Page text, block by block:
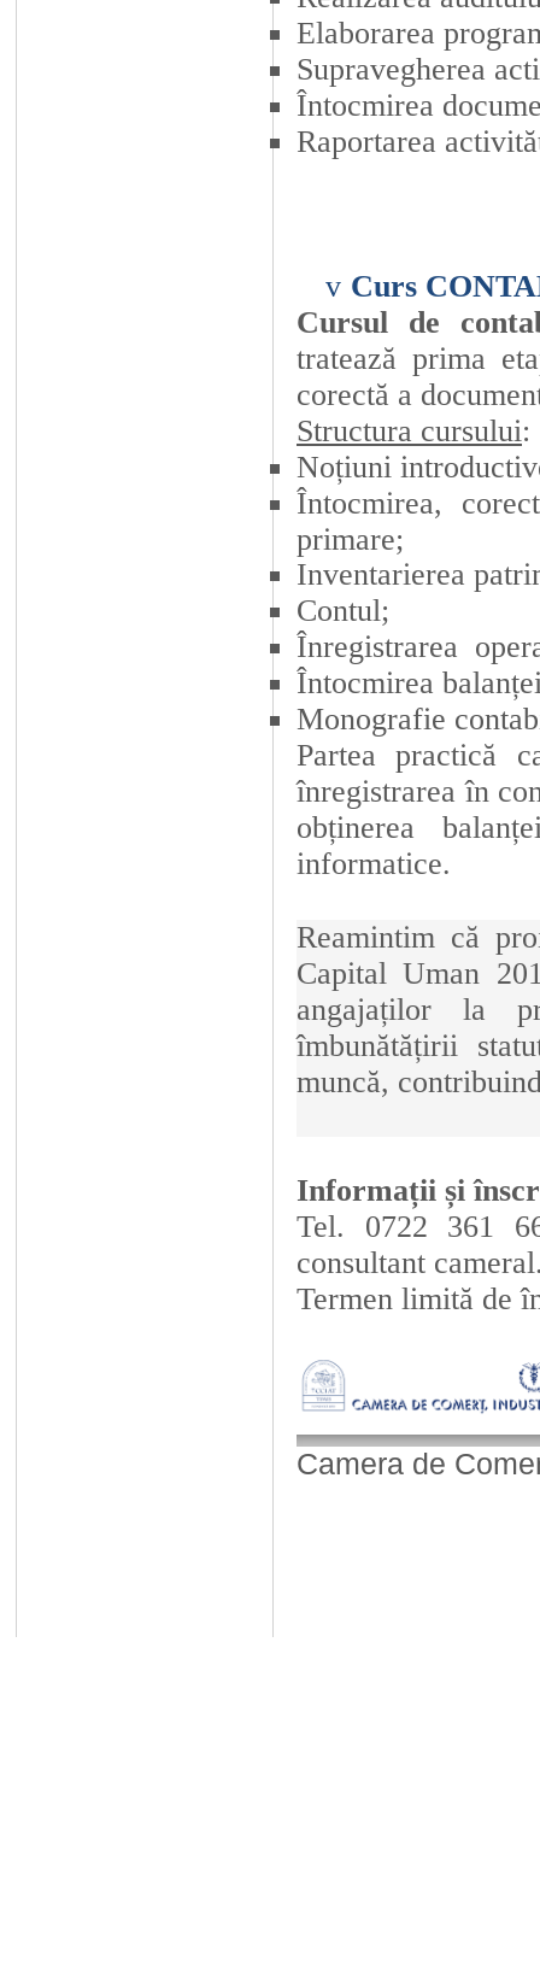
Elaborarea
Supravegherea
Întocmirea
Raportarea
v Curs
Cursul de
tratează prima
corectă a
Structura cursului:
Noțiuni
Întocmirea,
primare;
Inventarierea
Contul;
Înregistrarea
Întocmirea
Monografie
Partea practică
înregistrarea în
obținerea
informatice.
Reamintim că
Capital Uman
angajaților la
îmbunătățirii
muncă,
Informații și
Tel. 0722 361
consultant
Termen limită de
Camera de